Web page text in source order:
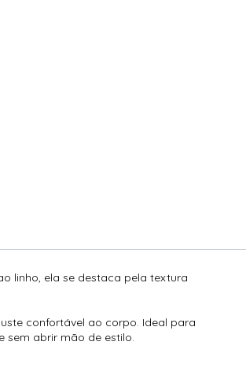
linho, ela se destaca pela textura
confortável ao corpo. Ideal para
sem abrir mão de estilo.